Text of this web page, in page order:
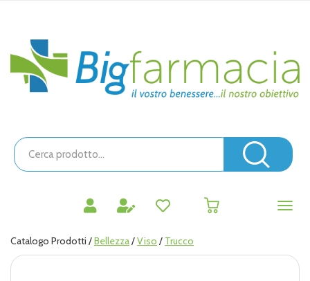
principaleBigfarmacia
Cerca
Prodotto
Catalogo Prodotti /Bellezza/Viso / Trucco